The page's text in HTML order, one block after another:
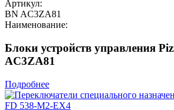
Артикул:
BN AC3ZA81
Наименование:
Блоки устройств управления
AC3ZA81
Подробнее